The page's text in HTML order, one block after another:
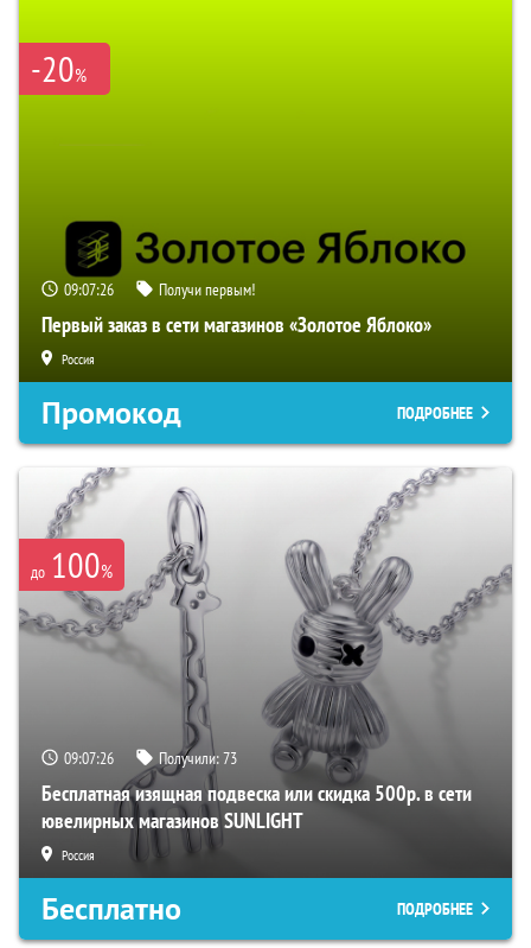
-20%
09:07:25 Получи первым!
Первый заказ в сети магазинов «Золотое Яблоко»
Россия
Промокод ПОДРОБНЕЕ
до 100%
09:07:25 Получили:73
Бесплатная изящная подвеска или скидка 500р. в сети
ювелирных магазинов SUNLIGHT
Россия
Бесплатно ПОДРОБНЕЕ